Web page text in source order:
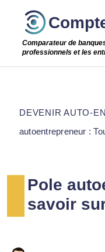
Passer
étapeComparateur de
professionnels et les
Pole
savoir
DEVENIR AUTO-
autoentrepreneur :